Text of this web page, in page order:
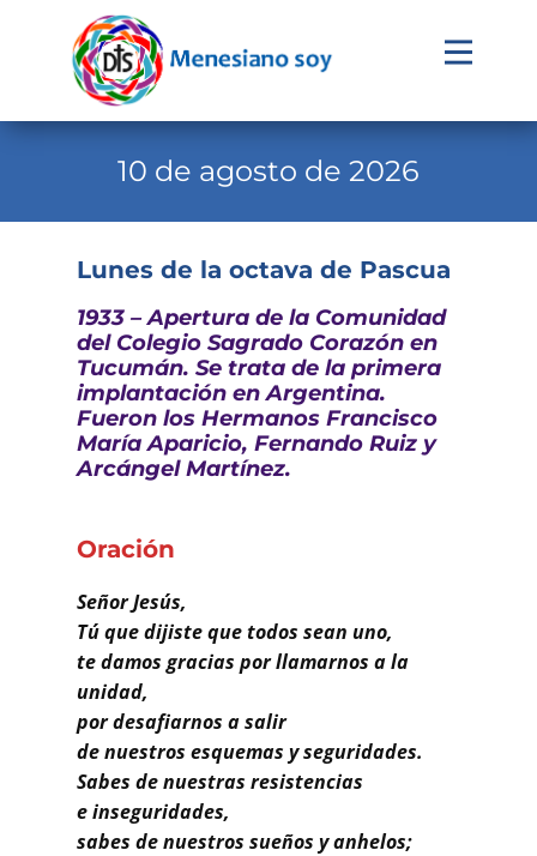
Evangelio
Familia Menesiana
Pastoral Vocacional
Recursos
Buscar
10 de agosto de 2026
Lunes de la octava de Pascua
1933 – Apertura de la Comunidad
del Colegio Sagrado Corazón en
Tucumán. Se trata de la primera
implantación en Argentina.
Fueron los Hermanos Francisco
María Aparicio, Fernando Ruiz y
Arcángel Martínez.
Oración
Señor Jesús,
Tú que dijiste que todos sean uno,
te damos gracias por llamarnos a la
unidad,
por desafiarnos a salir
de nuestros esquemas y seguridades.
Sabes de nuestras resistencias
e inseguridades,
sabes de nuestros sueños y anhelos;